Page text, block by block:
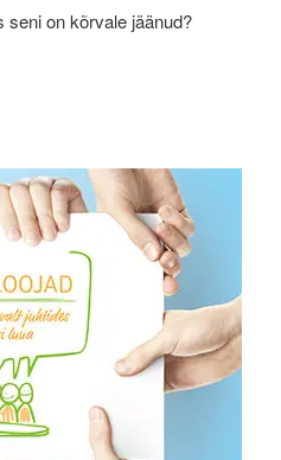
seni on kõrvale jäänud?